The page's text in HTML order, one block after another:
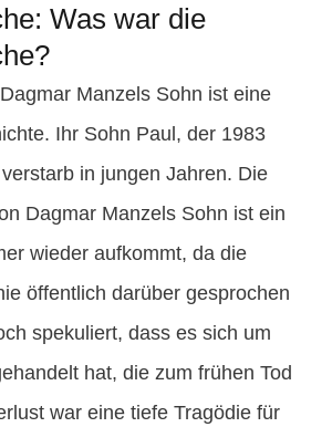
Was war die
Manzels Sohn ist eine
Ihr Sohn Paul, der 1983
in jungen Jahren. Die
Dagmar Manzels Sohn ist ein
wieder aufkommt, da die
öffentlich darüber gesprochen
spekuliert, dass es sich um
hat, die zum frühen Tod
war eine tiefe Tragödie für